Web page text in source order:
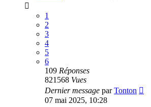
1
2
3
4
5
6
109 Réponses
821568 Vues
Dernier message parTonton
07 mai 2025, 10:28